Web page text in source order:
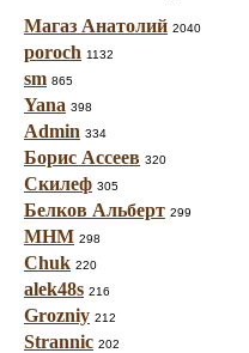
Магаз Анатолий 2040
poroch 1132
sm 865
Yana 398
Admin 334
Борис Ассеев 320
Скилеф 305
Белков Альберт 299
МНМ 298
Chuk 220
alek48s 216
Grozniy 212
Strannic 202